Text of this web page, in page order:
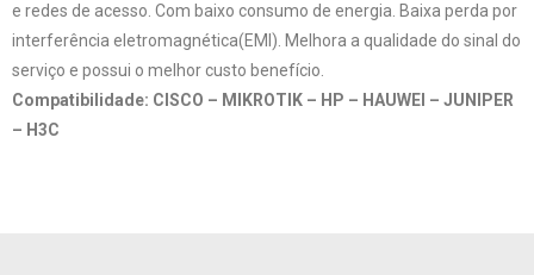
e redes de acesso. Com baixo consumo de energia. Baixa perda por
interferência eletromagnética(EMI). Melhora a qualidade do sinal do
serviço e possui o melhor custo benefício.
Compatibilidade: CISCO – MIKROTIK – HP – HAUWEI – JUNIPER
– H3C